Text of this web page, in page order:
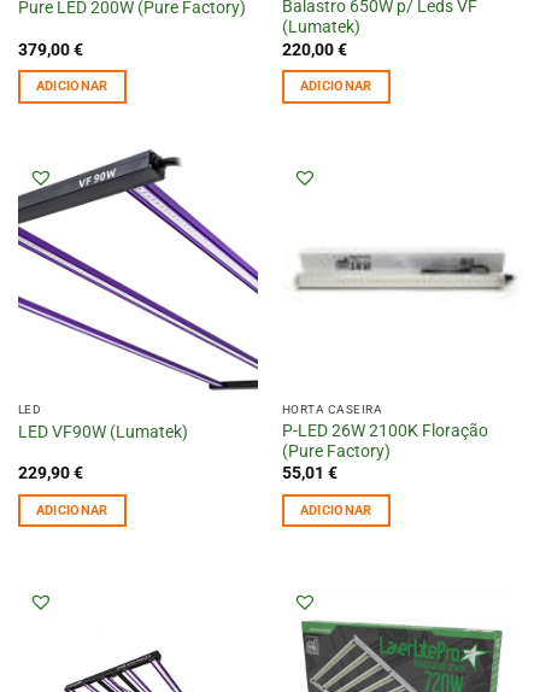
Pure LED 200W (Pure Factory)
379,00€
ADICIONAR
Balastro 650W p/ Leds VF
(Lumatek)
220,00€
ADICIONAR
LED
LED VF90W (Lumatek)
229,90€
ADICIONAR
HORTA CASEIRA
P-LED 26W 2100K Floração
(Pure Factory)
55,01 €
ADICIONAR